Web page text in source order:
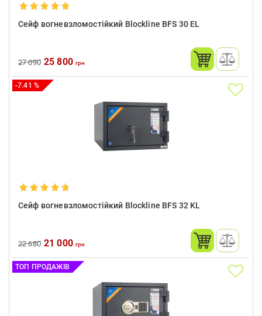
Сейф вогневзломостійкий Blockline BFS 30 EL
27 090 25 800 грн
-7.41 %
Сейф вогневзломостійкий Blockline BFS 32 KL
22 680 21 000 грн
ТОП ПРОДАЖІВ